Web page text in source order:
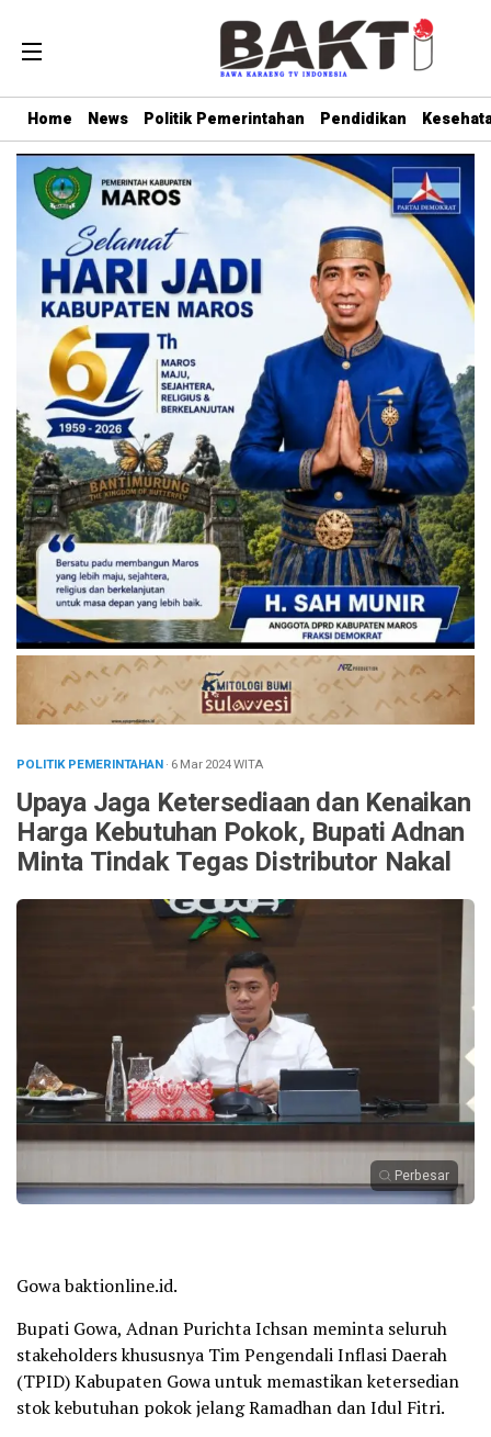
Home News Politik Pemerintahan Pendidikan
POLITIK PEMERINTAHAN· 6 Mar 2024WITA
Upaya Jaga Ketersediaan dan Kenaikan
Harga Kebutuhan Pokok, Bupati Adnan
Minta Tindak Tegas Distributor Nakal
Perbesar
Gowa baktionline.id.
Bupati Gowa, Adnan Purichta Ichsan meminta seluruh
stakeholders khususnya Tim Pengendali Inflasi Daerah
(TPID) Kabupaten Gowa untuk memastikan ketersedian
stok kebutuhan pokok jelang Ramadhan dan Idul Fitri.